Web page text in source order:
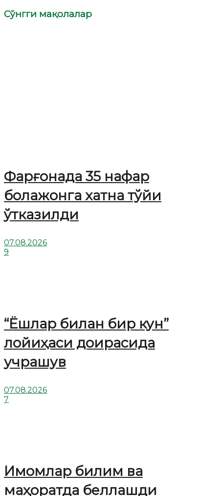
Сўнгги мақолалар
Фарғонада 35 нафар
болажонга хатна тўйи
ўтказилди
07.08.2026
9
“Ёшлар билан бир кун”
лойиҳаси доирасида
учрашув
07.08.2026
7
Имомлар билим ва
маҳоратда беллашди